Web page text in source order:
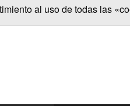
al uso de todas las